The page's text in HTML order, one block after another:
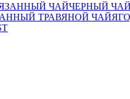
ЧАЙЧЕРНЫЙ ЧАЙ
ТРАВЯНОЙ ЧАЙ